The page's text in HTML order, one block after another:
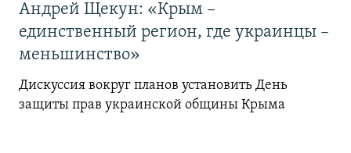
Андрей Щекун: «Крым –
единственный регион, где украинцы –
меньшинство»
Дискуссия вокруг планов установить День
защиты прав украинской общины Крыма